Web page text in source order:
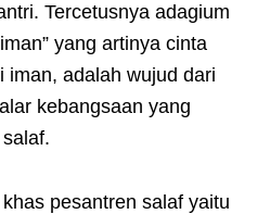
Tercetusnya adagium
yang artinya cinta
iman, adalah wujud dari
kebangsaan yang
pesantren salaf yaitu